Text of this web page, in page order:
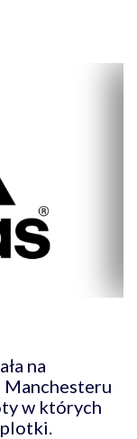
na
w których